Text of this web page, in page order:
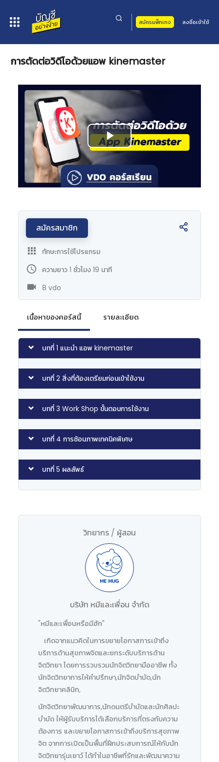
สมัครแพ็กเกจ ลงชื่อเข้าใช้
การตัดต่อวิดีโอด้วยแอพ kinemaster
Play
Video
สมัครสมาชิก
ทักษะการใช้โปรแกรม
ความยาว 1 ชั่วโมง 19 นาที
8 vdo
เนื้อหาของคอร์สนี้ รายละเอียด
บทที่ 1 แนะนำ แอพ kinemaster
บทที่ 2 สิ่งที่ต้องเตรียมก่อนเข้าใช้งาน
บทที่ 3 Work Shop ขั้นตอนการใช้งาน
บทที่ 4 การซ้อนภาพเทคนิคพิเศษ
บทที่ 5 ผลลัพธ์
วิทยากร / ผู้สอน
บริษัท หมีและเพื่อน จำกัด
"หมีและเพื่อนหรือมีฮัก"
เกิดจากแนวคิดในการขยายโอกาสการเข้าถึง
บริการด้านสุขภาพจิตและยกระดับบริการด้าน
จิตวิทยา โดยการรวบรวมนักจิตวิทยามืออาชีพ ทั้ง
นักจิตวิทยาการให้คําปรึกษา,นักจิตบําบัด,นัก
จิตวิทยาคลินิก,
นักจิตวิทยาพัฒนาการ,นักดนตรีบําบัดและนักศิลปะ
บําบัด ให้ผู้รับบริการได้เลือกบริการที่ตรงกับความ
ต้องการ และขยายโอกาสการเข้าถึงบริการสุขภาพ
จิต จากการเปิดเป็นพื้นที่ฝึกประสบการณ์ให้กับนัก
จิตวิทยารุ่นเยาว์ ได้ทําในอาชีพที่รักและพัฒนาความ